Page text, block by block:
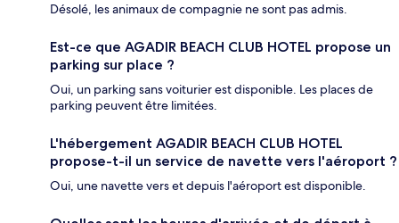
Désolé, les animaux de compagnie ne sont pas admis.
Est-ce que AGADIR BEACH CLUB HOTEL propose un
parking sur place ?
Oui, un parking sans voiturier est disponible. Les places de
parking peuvent être limitées.
L'hébergement AGADIR BEACH CLUB HOTEL
propose-t-il un service de navette vers l'aéroport ?
Oui, une navette vers et depuis l'aéroport est disponible.